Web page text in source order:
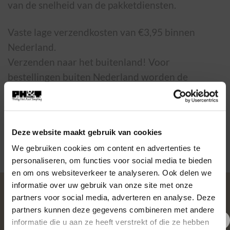
Deze website maakt gebruik van cookies
We gebruiken cookies om content en advertenties te
personaliseren, om functies voor social media te bieden
en om ons websiteverkeer te analyseren. Ook delen we
informatie over uw gebruik van onze site met onze
partners voor social media, adverteren en analyse. Deze
partners kunnen deze gegevens combineren met andere
informatie die u aan ze heeft verstrekt of die ze hebben
van de snelheid van de pakketdiensten.
Vaste lage verzendkosten van €3,95 binnen
Nederland.
Verzenden naar het buitenland! Voor
bestellingen buiten Nederland worden de
verzendkosten automatisch berekend nadat je je
adres gegevens hebt in gevuld in het bestel
OVER PH&T